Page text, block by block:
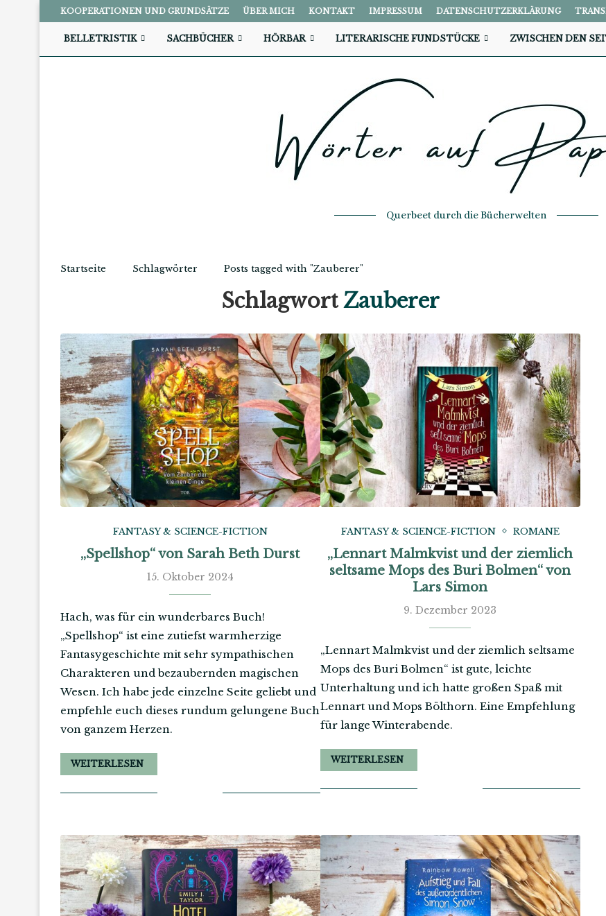
KOOPERATIONEN UND GRUNDSÄTZE ÜBER MICH KONTAKT IMPRESSUM DATENSCHUTZERKLÄRUNG
BELLETRISTIK SACHBÜCHER HÖRBAR LITERARISCHE FUNDSTÜCKE ZWISCHEN DEN
Querbeet durch die Bücherwelten
Startseite Schlagwörter Posts tagged with "Zauberer"
SchlagwortZauberer
FANTASY & SCIENCE-FICTION
„Spellshop“ von Sarah Beth Durst
15. Oktober 2024
Hach, was für ein wunderbares Buch!
„Spellshop“ ist eine zutiefst warmherzige
Fantasygeschichte mit sehr sympathischen
Charakteren und bezaubernden magischen
Wesen. Ich habe jede einzelne Seite geliebt und
empfehle euch dieses rundum gelungene Buch
von ganzem Herzen.
WEITERLESEN
FANTASY & SCIENCE-FICTION ROMANE
„Lennart Malmkvist und der ziemlich
seltsame Mops des Buri Bolmen“ von
Lars Simon
9. Dezember 2023
„Lennart Malmkvist und der ziemlich seltsame
Mops des Buri Bolmen“ ist gute, leichte
Unterhaltung und ich hatte großen Spaß mit
Lennart und Mops Bölthorn. Eine Empfehlung
für lange Winterabende.
WEITERLESEN